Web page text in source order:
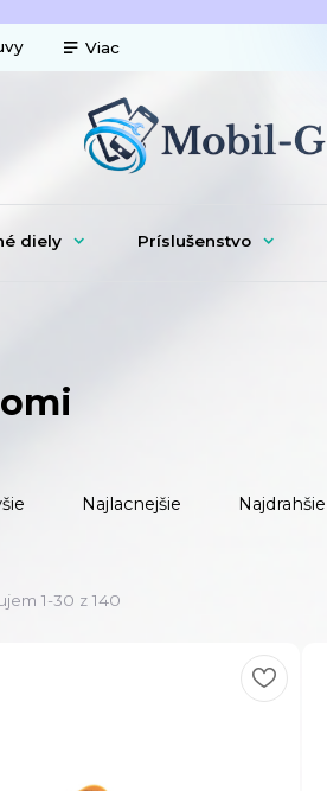
Viac
diely Príslušenstvo
Najlacnejšie Najdrahšie
1-30 z 140